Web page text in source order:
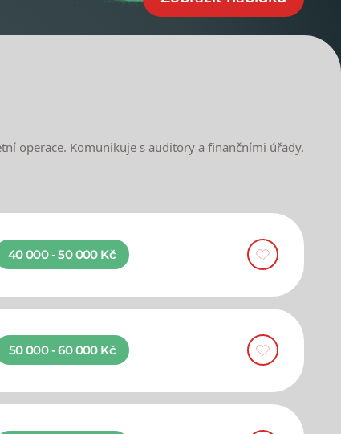
operace. Komunikuje s auditory a finančními úřady.
40 000 - 50 000 Kč
50 000 - 60 000 Kč